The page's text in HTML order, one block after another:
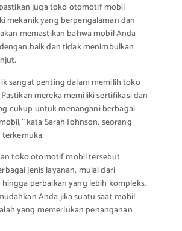
juga toko otomotif mobil
mekanik yang berpengalaman dan
memastikan bahwa mobil Anda
baik dan tidak menimbulkan
sangat penting dalam memilih toko
mereka memiliki sertifikasi dan
cukup untuk menangani berbagai
kata Sarah Johnson, seorang
toko otomotif mobil tersebut
jenis layanan, mulai dari
perbaikan yang lebih kompleks.
Anda jika suatu saat mobil
yang memerlukan penanganan